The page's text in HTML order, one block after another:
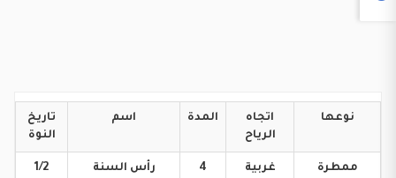
نوعها
اتجاه
الرياح
المدة اسم
تاريخ
النوة
ممطرة غربية 4 رأس السنة 1/2